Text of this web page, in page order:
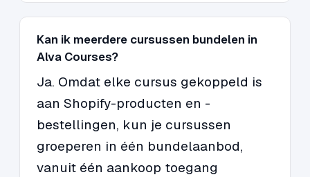
Kan ik meerdere cursussen bundelen in
Alva Courses?
Ja. Omdat elke cursus gekoppeld is
aan Shopify-producten en -
bestellingen, kun je cursussen
groeperen in één bundelaanbod,
vanuit één aankoop toegang